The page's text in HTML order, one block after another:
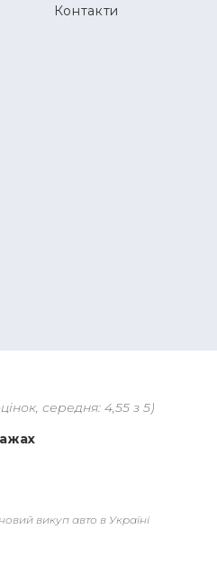
Контакти
середня: 4,55 з 5)
викуп авто в Україні